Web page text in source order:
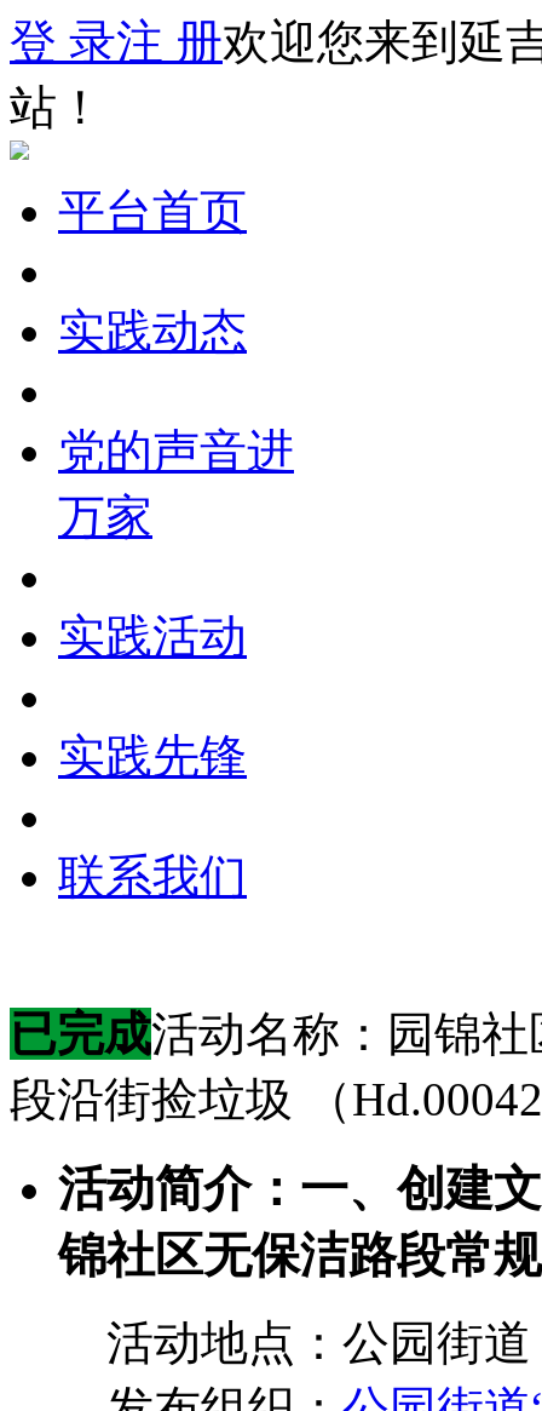
登 录注 册欢迎您来到延
站！
平台首页
实践动态
党的声音进
万家
实践活动
实践先锋
联系我们
已完成活动名称：园锦
段沿街捡垃圾 （
活动简介：一、创建
锦社区无保洁路段常
活动地点：公园街